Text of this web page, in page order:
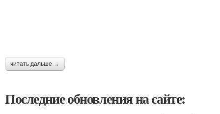
читать дальше →
Последние обновления на сайте: